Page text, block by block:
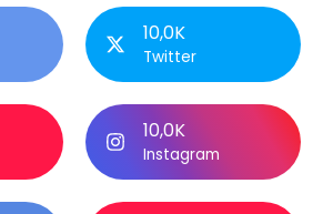
10,0K
Twitter
10,0K
Instagram